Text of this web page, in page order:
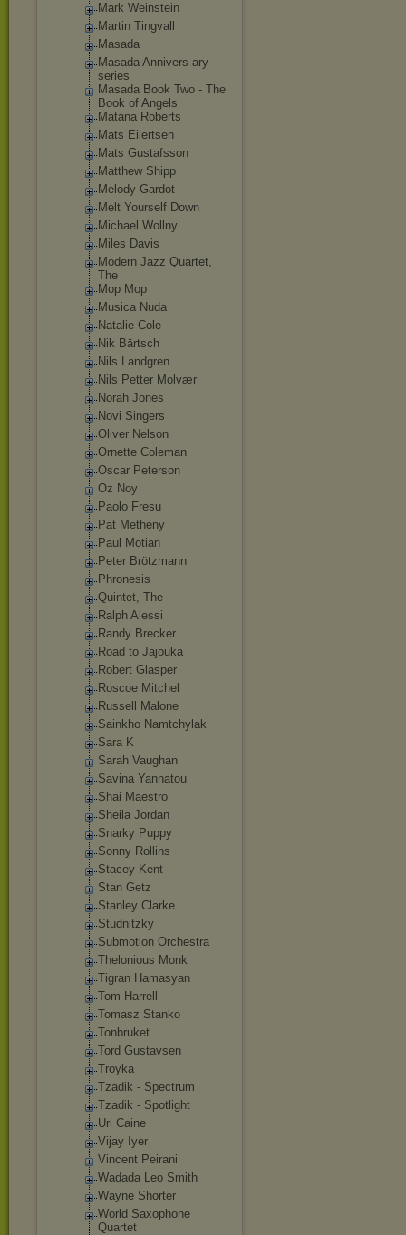
Mark Weinstein
Martin Tingvall
Masada
Masada Annivers ary
series
Masada Book Two - The
Book of Angels
Matana Roberts
Mats Eilertsen
Mats Gustafsson
Matthew Shipp
Melody Gardot
Melt Yourself Down
Michael Wollny
Miles Davis
Modern Jazz Quartet,
The
Mop Mop
Musica Nuda
Natalie Cole
Nik Bärtsch
Nils Landgren
Nils Petter Molvær
Norah Jones
Novi Singers
Oliver Nelson
Ornette Coleman
Oscar Peterson
Oz Noy
Paolo Fresu
Pat Metheny
Paul Motian
Peter Brötzmann
Phronesis
Quintet, The
Ralph Alessi
Randy Brecker
Road to Jajouka
Robert Glasper
Roscoe Mitchel
Russell Malone
Sainkho Namtchylak
Sara K
Sarah Vaughan
Savina Yannatou
Shai Maestro
Sheila Jordan
Snarky Puppy
Sonny Rollins
Stacey Kent
Stan Getz
Stanley Clarke
Studnitzky
Submotion Orchestra
Thelonious Monk
Tigran Hamasyan
Tom Harrell
Tomasz Stanko
Tonbruket
Tord Gustavsen
Troyka
Tzadik - Spectrum
Tzadik - Spotlight
Uri Caine
Vijay Iyer
Vincent Peirani
Wadada Leo Smith
Wayne Shorter
World Saxophone
Quartet